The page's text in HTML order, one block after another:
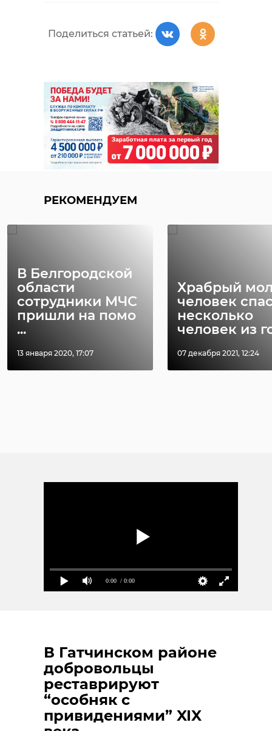
Поделиться статьей:
РЕКОМЕНДУЕМ
В Белгородской
области
сотрудники МЧС
пришли на помо
...
13 января 2020, 17:07
Храбрый
человек
несколько
человек из
07 декабря 2021, 12:24
0:00 / 0:00
В Гатчинском районе
добровольцы
реставрируют
“особняк с
привидениями” XIX